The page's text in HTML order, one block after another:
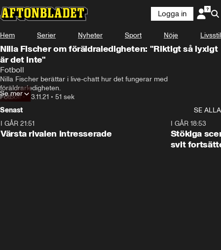
Logga in
Hem Serier Nyheter Sport Nöje Livsstil
Nilla Fischer om föräldraledigheten: "Riktigt så lyxigt
är det inte"
Fotboll
Nilla Fischer berättar i live-chatt hur det fungerar med
föräldrarledigheten.
Fotboll•23.11.21 • 51 sek
Se mer
Senast
SE ALLA
I GÅR 21:51
Värsta rivalen intresserade
I GÅR 18:53
Stökiga
svit